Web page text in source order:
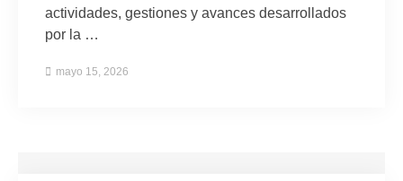
actividades, gestiones y avances desarrollados
por la …
mayo 15, 2026